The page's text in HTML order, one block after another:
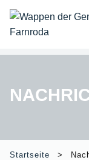
Startseite